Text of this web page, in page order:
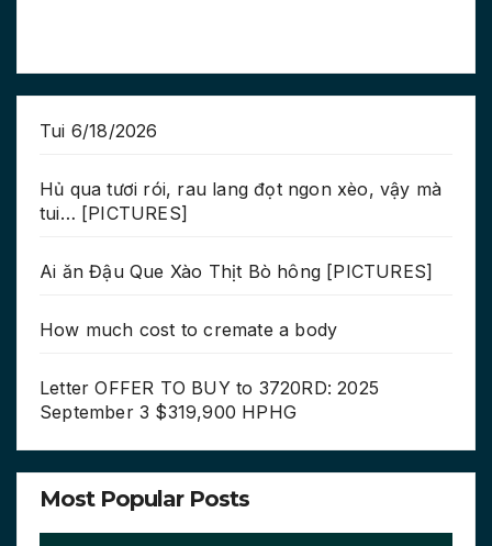
Tui 6/18/2026
Hủ qua tươi rói, rau lang đọt ngon xèo, vậy mà
tui… [PICTURES]
Ai ăn Đậu Que Xào Thịt Bò hông [PICTURES]
How much cost to cremate a body
Letter OFFER TO BUY to 3720RD: 2025
September 3 $319,900 HPHG
Most Popular Posts